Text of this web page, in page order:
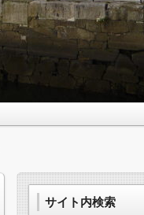
サイト内検索